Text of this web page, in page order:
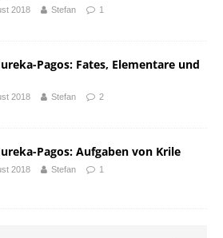
2018 Stefan 1
Pagos: Fates, Elementare und
2018 Stefan 2
Pagos: Aufgaben von Krile
2018 Stefan 1